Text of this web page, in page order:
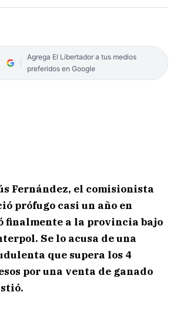
Agrega El Libertador a tus medios
preferidos en Google
Fernández, el comisionista
prófugo casi un año en
finalmente a la provincia bajo
Se lo acusa de una
que supera los 4
por una venta de ganado